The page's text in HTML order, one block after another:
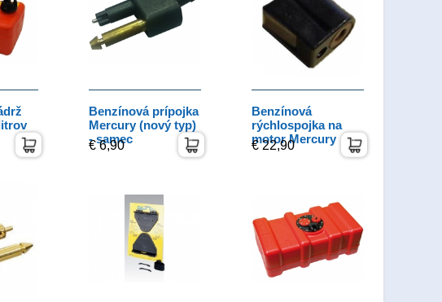
Benzínová prípojka
Mercury (nový typ)
- samec
€ 6,90
Benzínová
rýchlospojka na
motor Mercury
€ 22,90